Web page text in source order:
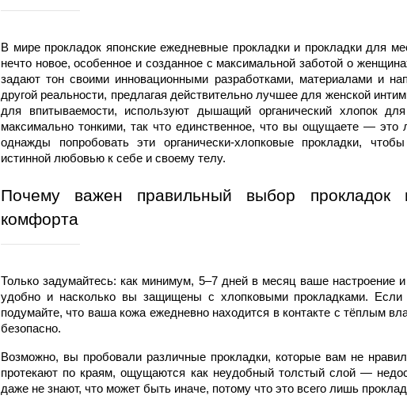
В мире прокладок японские ежедневные прокладки и прокладки для
нечто новое, особенное и созданное с максимальной заботой о
задают тон своими инновационными разработками, материалами и
другой реальности, предлагая действительно лучшее для женской
для впитываемости, используют дышащий органический хлопок
максимально тонкими, так что единственное, что вы ощущаете — это
однажды попробовать эти органически-хлопковые прокладки, чтобы
истинной любовью к себе и своему телу.
Почему важен правильный выбор прокладок
комфорта
Только задумайтесь: как минимум, 5–7 дней в месяц ваше настроение и
удобно и насколько вы защищены с хлопковыми прокладками. Если
подумайте, что ваша кожа ежедневно находится в контакте с тёплым
безопасно.
Возможно, вы пробовали различные прокладки, которые вам не
протекают по краям, ощущаются как неудобный толстый слой —
даже не знают, что может быть иначе, потому что это всего лишь